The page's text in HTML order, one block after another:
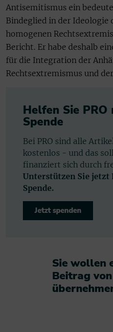
Antisemitismus ein
Bindeglied in der Ideologie
homogenen
Bericht. Er habe deshalb
für die Integration der
Rechtsextremismus und
Helfen Sie
Spende
Bei PRO sind alle
kostenlos - und das
finanziert sich durch
Unterstützen Sie jetzt
Spende.
Jetzt spenden
Sie wollen
Beitrag